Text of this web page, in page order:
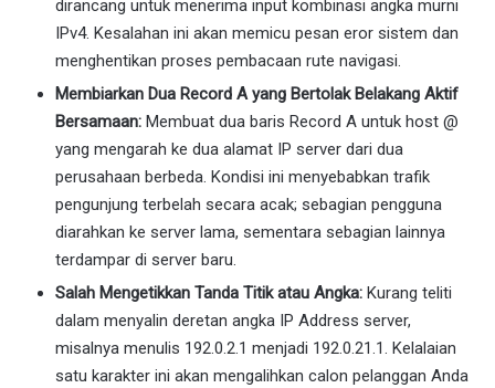
dirancang untuk menerima input kombinasi angka murni
IPv4. Kesalahan ini akan memicu pesan eror sistem dan
menghentikan proses pembacaan rute navigasi.
Membiarkan Dua Record A yang Bertolak Belakang Aktif
Bersamaan: Membuat dua baris Record A untuk host @
yang mengarah ke dua alamat IP server dari dua
perusahaan berbeda. Kondisi ini menyebabkan trafik
pengunjung terbelah secara acak; sebagian pengguna
diarahkan ke server lama, sementara sebagian lainnya
terdampar di server baru.
Salah Mengetikkan Tanda Titik atau Angka: Kurang teliti
dalam menyalin deretan angka IP Address server,
misalnya menulis 192.0.2.1 menjadi 192.0.21.1. Kelalaian
satu karakter ini akan mengalihkan calon pelanggan Anda